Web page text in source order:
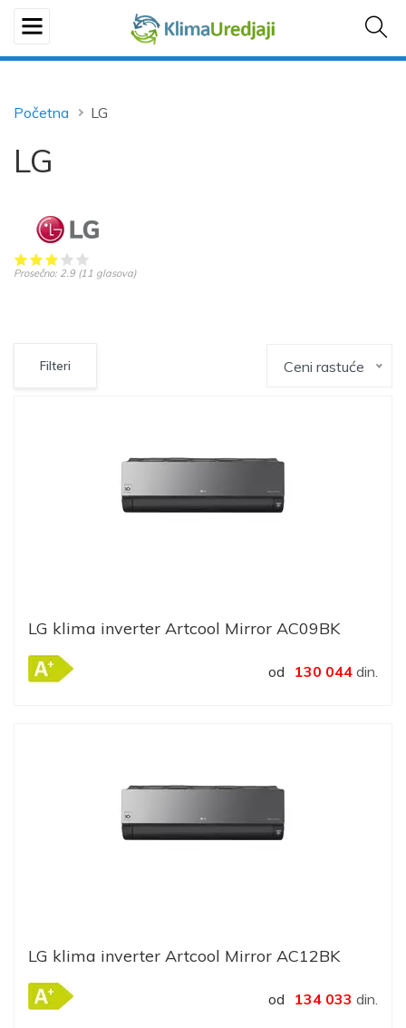
Početna LG
LG
Prosečno: 2.9 (11 glasova)
Filteri Ceni rastuće
LG klima inverter Artcool Mirror AC09BK
od 130 044 din.
LG klima inverter Artcool Mirror AC12BK
od 134 033 din.